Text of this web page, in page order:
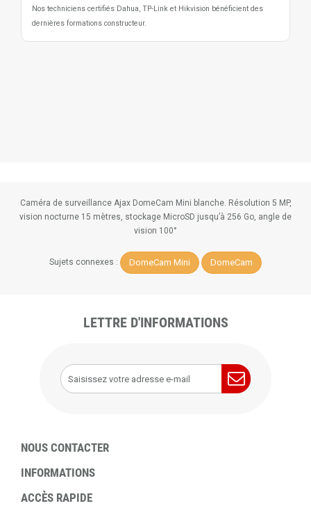
Nos techniciens certifiés Dahua, TP-Link et Hikvision bénéficient des
dernières formations constructeur.
Caméra de surveillance Ajax DomeCam Mini blanche. Résolution 5 MP,
vision nocturne 15 mètres, stockage MicroSD jusqu’à 256 Go, angle de
vision 100°
Sujets connexes : DomeCam Mini DomeCam
LETTRE D'INFORMATIONS
NOUS CONTACTER
INFORMATIONS
ACCÈS RAPIDE